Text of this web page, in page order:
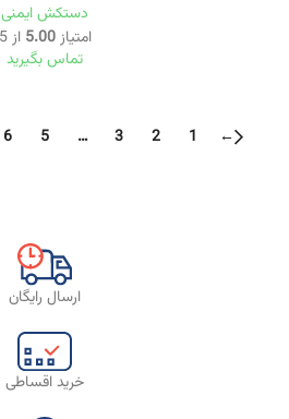
دستکش ایمنی
تماس بگیرید
امتیاز5.00 از 5
←
1
2
3
…
5
6
ارسال رایگان
خرید اقساطی